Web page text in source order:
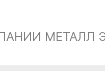
МЕТАЛЛ